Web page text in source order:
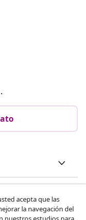
acepta que las
la navegación del